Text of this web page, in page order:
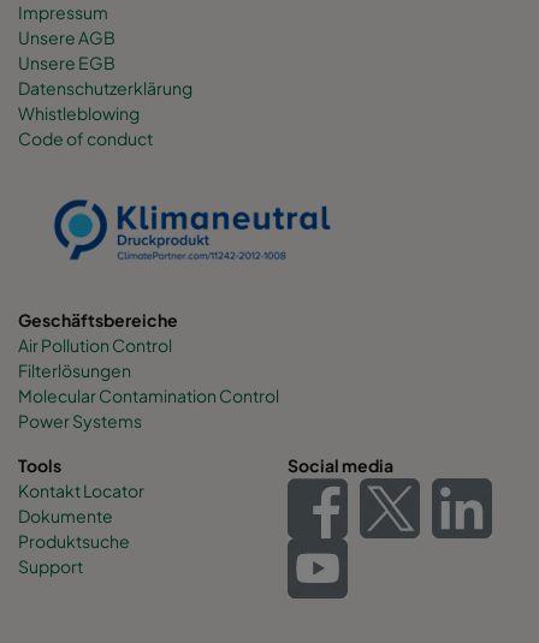
Impressum
Unsere AGB
Unsere EGB
Datenschutzerklärung
Whistleblowing
Code of conduct
Geschäftsbereiche
Air Pollution Control
Filterlösungen
Molecular Contamination Control
Power Systems
Tools
Kontakt Locator
Dokumente
Produktsuche
Support
Social media